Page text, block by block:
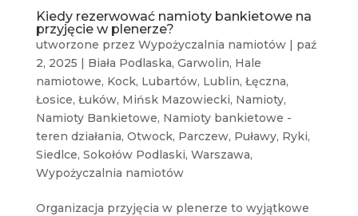
Kiedy rezerwować namioty bankietowe na
przyjęcie w plenerze?
utworzone przez Wypożyczalnia namiotów| paź
2, 2025 | Biała Podlaska, Garwolin, Hale
namiotowe, Kock, Lubartów, Lublin, Łęczna,
Łosice, Łuków, Mińsk Mazowiecki, Namioty,
Namioty Bankietowe, Namioty bankietowe -
teren działania, Otwock, Parczew, Puławy, Ryki,
Siedlce, Sokołów Podlaski, Warszawa,
Wypożyczalnia namiotów
Organizacja przyjęcia w plenerze to wyjątkowe